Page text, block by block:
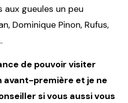
gueules un peu
Dominique Pinon, Rufus,
de pouvoir visiter
avant-première et je ne
si vous aussi vous